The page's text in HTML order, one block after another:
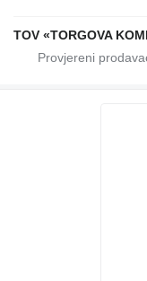
TOV «TORGOVA